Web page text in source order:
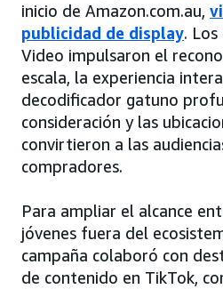
inicio de Amazon.com.au,
publicidad de display. Los
Video impulsaron el
escala, la experiencia
decodificador gatuno
consideración y las
convirtieron a las
compradores.
Para ampliar el alcance
jóvenes fuera del
campaña colaboró con
de contenido en TikTok,